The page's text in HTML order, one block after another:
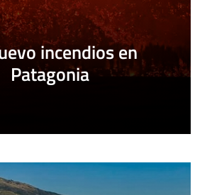
incendios en
Patagonia